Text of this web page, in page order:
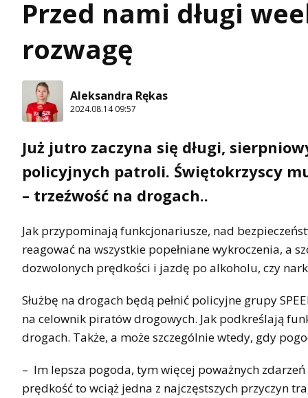
Przed nami długi
rozwagę
Aleksandra Rękas
2024.08.14 09:57
Już jutro zaczyna się długi,
policyjnych patroli. Świętokrzyscy
– trzeźwość na drogach..
Jak przypominają funkcjonariusze, nad
reagować na wszystkie popełniane wykroczenia, a
dozwolonych prędkości i jazdę po alkoholu, czy
Służbę na drogach będą pełnić policyjne grupy
na celownik piratów drogowych. Jak podkreślają
drogach. Także, a może szczególnie wtedy, gdy
– Im lepsza pogoda, tym więcej poważnych
prędkość to wciąż jedna z najczęstszych przyczyn